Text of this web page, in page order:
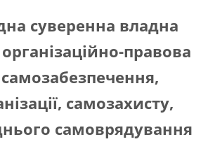
суверенна владна
правова
самозахисту,
самоврядування